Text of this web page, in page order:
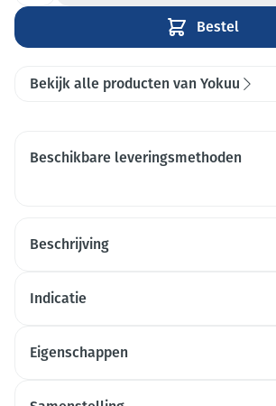
Bestel
Bekijk alle producten van Yokuu
Beschikbare leveringsmethoden
Beschrijving
Indicatie
Eigenschappen